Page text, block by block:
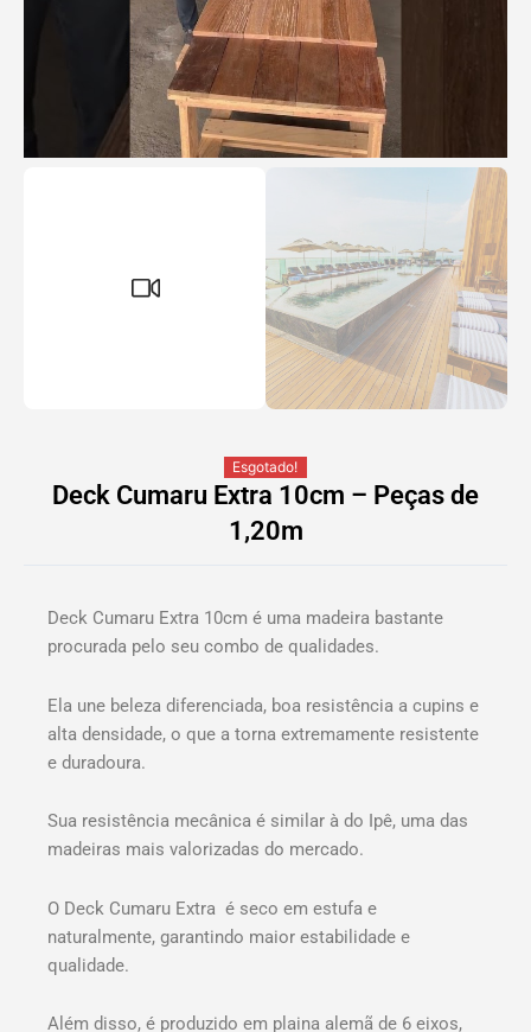
Esgotado!
Deck Cumaru Extra 10cm – Peças de
1,20m
Deck Cumaru Extra 10cm é uma madeira bastante
procurada pelo seu combo de qualidades.
Ela une beleza diferenciada, boa resistência a cupins e
alta densidade, o que a torna extremamente resistente
e duradoura.
Sua resistência mecânica é similar à do Ipê, uma das
madeiras mais valorizadas do mercado.
O Deck Cumaru Extra é seco em estufa e
naturalmente, garantindo maior estabilidade e
qualidade.
Além disso, é produzido em plaina alemã de 6 eixos,